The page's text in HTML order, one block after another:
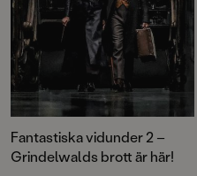
Fantastiska vidunder 2 –
Grindelwalds brott är här!